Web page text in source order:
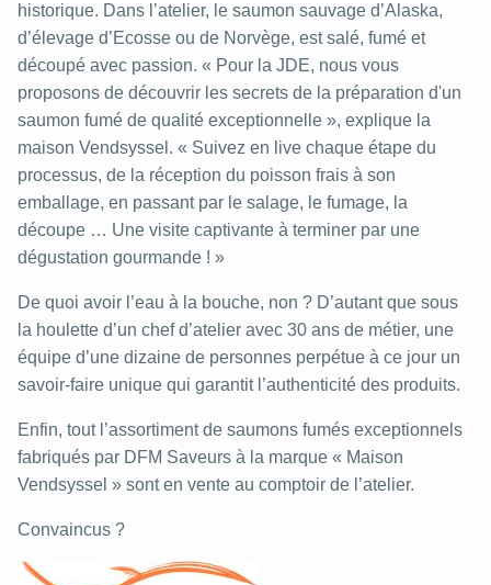
historique. Dans l’atelier, le saumon sauvage d’Alaska,
d’élevage d’Ecosse ou de Norvège, est salé, fumé et
découpé avec passion. « Pour la JDE, nous vous
proposons de découvrir les secrets de la préparation d'un
saumon fumé de qualité exceptionnelle », explique la
maison Vendsyssel. « Suivez en live chaque étape du
processus, de la réception du poisson frais à son
emballage, en passant par le salage, le fumage, la
découpe … Une visite captivante à terminer par une
dégustation gourmande ! »
De quoi avoir l’eau à la bouche, non ? D’autant que sous
la houlette d’un chef d’atelier avec 30 ans de métier, une
équipe d’une dizaine de personnes perpétue à ce jour un
savoir-faire unique qui garantit l’authenticité des produits.
Enfin, tout l’assortiment de saumons fumés exceptionnels
fabriqués par DFM Saveurs à la marque « Maison
Vendsyssel » sont en vente au comptoir de l’atelier.
Convaincus ?